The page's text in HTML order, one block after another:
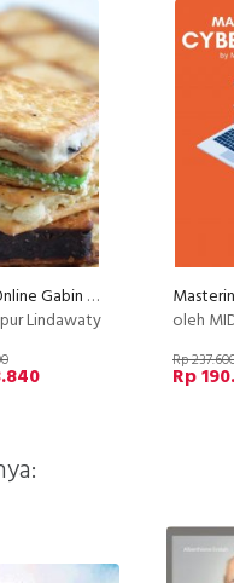
Kursus Online Gabin Fla Dapur Lindawaty PU
Lindawaty
oleh
Rp
Rp